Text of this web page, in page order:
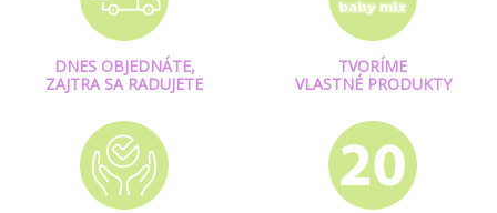
DNES OBJEDNÁTE,
ZAJTRA SA RADUJETE
TVORÍME
VLASTNÉ PRODUKTY